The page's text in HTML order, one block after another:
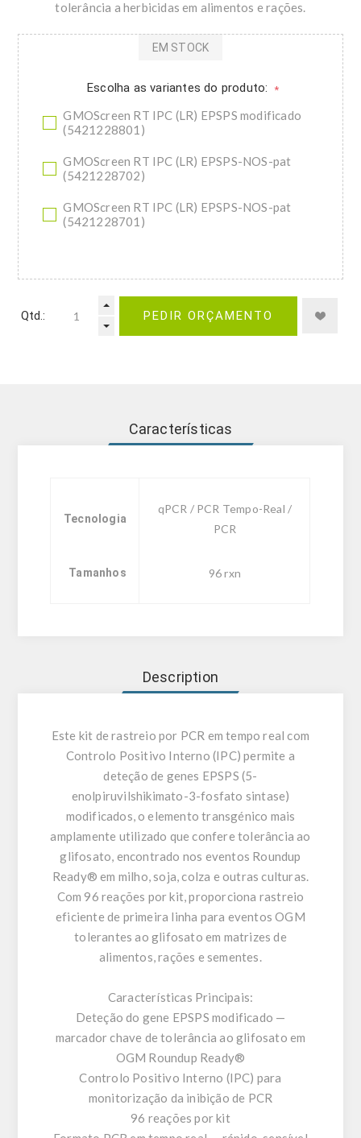
tolerância a herbicidas em alimentos e rações.
Escolha as variantes do produto: *
GMOScreen RT IPC (LR) EPSPS modificado
(5421228801)
GMOScreen RT IPC (LR) EPSPS-NOS-pat
(5421228702)
GMOScreen RT IPC (LR) EPSPS-NOS-pat
(5421228701)
EM STOCK
Qtd.: PEDIR ORÇAMENTO
Características
Tecnologia
qPCR / PCR Tempo-Real /
PCR
Tamanhos 96 rxn
Description
Este kit de rastreio por PCR em tempo real com
Controlo Positivo Interno (IPC) permite a
deteção de genes EPSPS (5-
enolpiruvilshikimato-3-fosfato sintase)
modificados, o elemento transgénico mais
amplamente utilizado que confere tolerância ao
glifosato, encontrado nos eventos Roundup
Ready® em milho, soja, colza e outras culturas.
Com 96 reações por kit, proporciona rastreio
eficiente de primeira linha para eventos OGM
tolerantes ao glifosato em matrizes de
alimentos, rações e sementes.
Características Principais:
Deteção do gene EPSPS modificado —
marcador chave de tolerância ao glifosato em
OGM Roundup Ready®
Controlo Positivo Interno (IPC) para
monitorização da inibição de PCR
96 reações por kit